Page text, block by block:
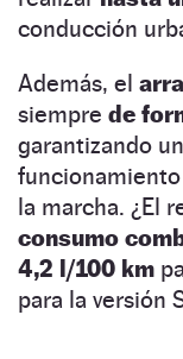
conducción
Además, el
siempre de
garantizando
la marcha. ¿El
consumo
4,2 l/100 km
para la versión